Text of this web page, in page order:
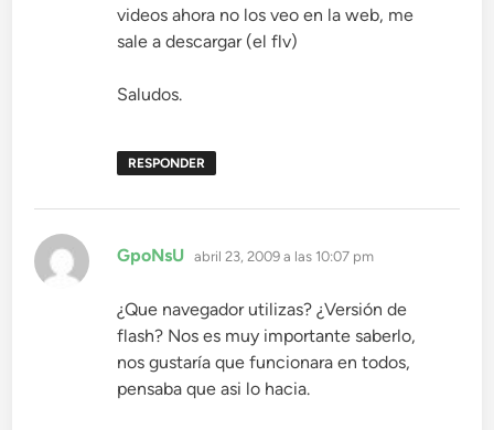
videos ahora no los veo en la web, me
sale a descargar (el flv)
Saludos.
RESPONDER
GpoNsU dice:
abril 23, 2009 a las 10:07 pm
¿Que navegador utilizas? ¿Versión de
flash? Nos es muy importante saberlo,
nos gustaría que funcionara en todos,
pensaba que asi lo hacia.